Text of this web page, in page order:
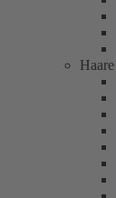
Haare